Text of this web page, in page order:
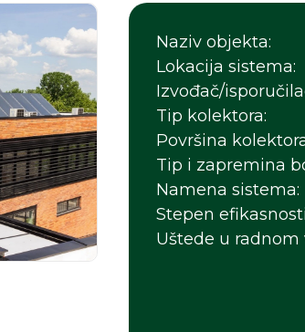
Naziv objekta:
Lokacija sistema:
Izvođač/
Tip kolektora:
Površina
Tip i zapremina
Namena sistema:
Stepen
Uštede u radnom